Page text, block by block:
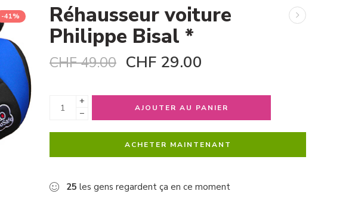
-41% Réhausseur voiture
Philippe Bisal *
CHF49.00 CHF 29.00
+
−
AJOUTER AU PANIER
ACHETER MAINTENANT
25 les gens regardent ça en ce moment